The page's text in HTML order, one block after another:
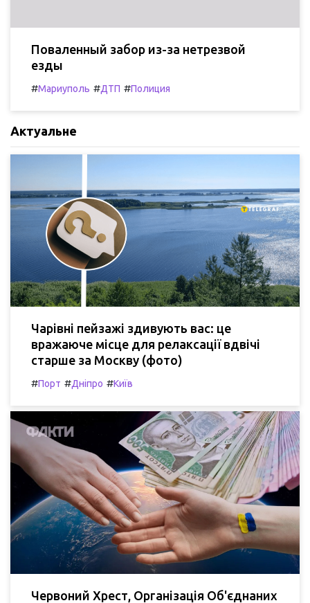
Поваленный забор из-за нетрезвой
езды
#Мариуполь #ДТП #Полиция
Актуальне
Чарівні пейзажі здивують вас: це
вражаюче місце для релаксації вдвічі
старше за Москву (фото)
#Порт #Дніпро #Київ
Червоний Хрест, Організація Об'єднаних